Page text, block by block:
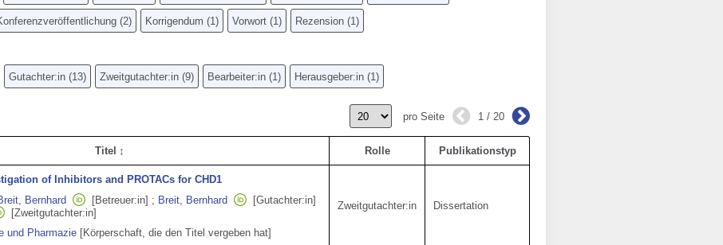
(2) Korrigendum (1) Vorwort (1) Rezension (1)
Gutachter:in (13) Zweitgutachter:in (9) Bearbeiter:in (1) Herausgeber:in (1)
pro Seite 1 / 20
Titel Rolle Publikationstyp
of Inhibitors and PROTACs for CHD1
Bernhard [Betreuer:in] ; Breit, Bernhard
[Gutachter:in]
[Zweitgutachter:in]
und Pharmazie [Körperschaft, die den Titel vergeben hat]
Zweitgutachter:in Dissertation